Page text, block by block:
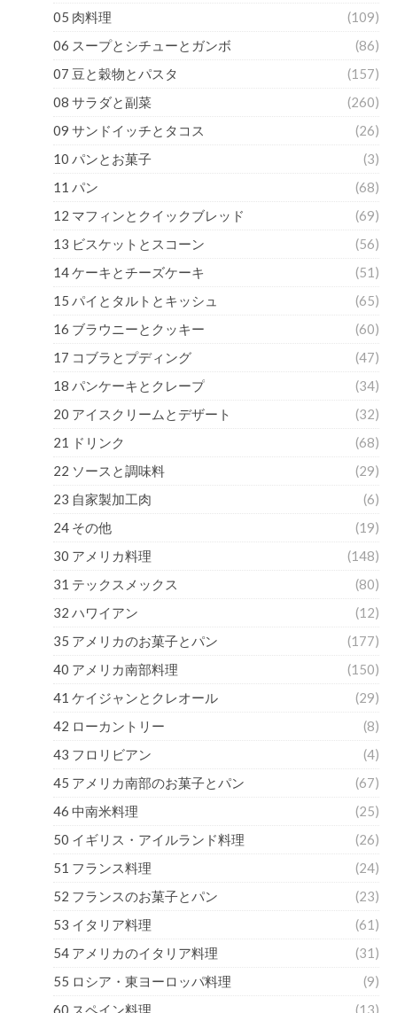
05 肉料理
(109)
06 スープとシチューとガンボ
(86)
07 豆と穀物とパスタ
(157)
08 サラダと副菜
(260)
09 サンドイッチとタコス
(26)
10 パンとお菓子
(3)
11 パン
(68)
12 マフィンとクイックブレッド
(69)
13 ビスケットとスコーン
(56)
14 ケーキとチーズケーキ
(51)
15 パイとタルトとキッシュ
(65)
16 ブラウニーとクッキー
(60)
17 コブラとプディング
(47)
18 パンケーキとクレープ
(34)
20 アイスクリームとデザート
(32)
21 ドリンク
(68)
22 ソースと調味料
(29)
23 自家製加工肉
(6)
24 その他
(19)
30 アメリカ料理
(148)
31 テックスメックス
(80)
32 ハワイアン
(12)
35 アメリカのお菓子とパン
(177)
40 アメリカ南部料理
(150)
41 ケイジャンとクレオール
(29)
42 ローカントリー
(8)
43 フロリビアン
(4)
45 アメリカ南部のお菓子とパン
(67)
46 中南米料理
(25)
50 イギリス・アイルランド料理
(26)
51 フランス料理
(24)
52 フランスのお菓子とパン
(23)
53 イタリア料理
(61)
54 アメリカのイタリア料理
(31)
55 ロシア・東ヨーロッパ料理
(9)
60 スペイン料理
(13)